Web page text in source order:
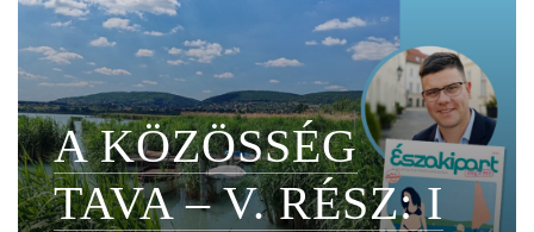
A KÖZÖSSÉG
TAVA – V. RÉSZ: I